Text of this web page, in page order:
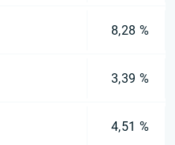
8,28 %
3,39 %
4,51 %